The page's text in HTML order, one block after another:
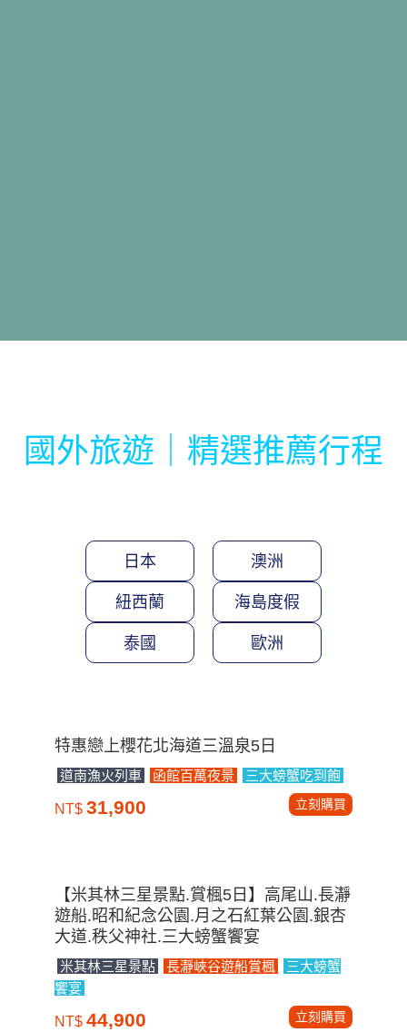
國外旅遊｜精選推薦行程
日本 澳洲
紐西蘭 海島度假
泰國 歐洲
特惠戀上櫻花北海道三溫泉5日
道南漁火列車 函館百萬夜景 三大螃蟹吃到飽
NT$ 31,900 立刻購買
【米其林三星景點.賞楓5日】高尾山.長瀞
遊船.昭和紀念公園.月之石紅葉公園.銀杏
大道.秩父神社.三大螃蟹饗宴
米其林三星景點 長瀞峽谷遊船賞楓
三大螃蟹
饗宴
NT$ 44,900 立刻購買